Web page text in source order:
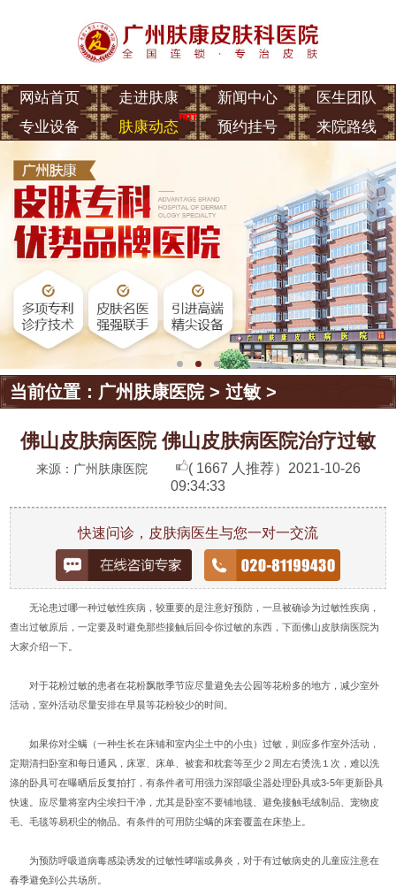
网站首页 走进肤康 新闻中心
医生团队
专业设备
肤康动态 预约挂号 来院路线
当前位置： 广州肤康医院>过敏 >
佛山皮肤病医院 佛山皮肤病医院治疗过敏
来源：广州肤康医院 ( 1667 人推荐） 2021-10-26
09:34:33
快速问诊，皮肤病医生与您一对一交流
无论患过哪一种过敏性疾病，较重要的是注意好预防，一旦被确诊为过敏性疾病，
查出过敏原后，一定要及时避免那些接触后回令你过敏的东西，下面佛山皮肤病医院为
大家介绍一下。
对于花粉过敏的患者在花粉飘散季节应尽量避免去公园等花粉多的地方，减少室外
活动，室外活动尽量安排在早晨等花粉较少的时间。
如果你对尘螨（一种生长在床铺和室内尘土中的小虫）过敏，则应多作室外活动，
定期清扫卧室和每日通风，床罩、床单、被套和枕套等至少２周左右烫洗１次，难以洗
涤的卧具可在曝晒后反复拍打，有条件者可用强力深部吸尘器处理卧具或3-5年更新卧具
快速。应尽量将室内尘埃扫干净，尤其是卧室不要铺地毯、避免接触毛绒制品、宠物皮
毛、毛毯等易积尘的物品。有条件的可用防尘螨的床套覆盖在床垫上。
为预防呼吸道病毒感染诱发的过敏性哮喘或鼻炎，对于有过敏病史的儿童应注意在
春季避免到公共场所。